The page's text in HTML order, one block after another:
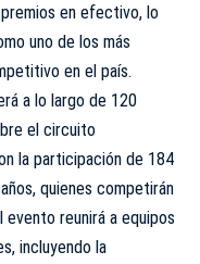
en efectivo, lo
uno de los más
en el país.
a lo largo de 120
el circuito
la participación de 184
quienes competirán
reunirá a equipos
incluyendo la